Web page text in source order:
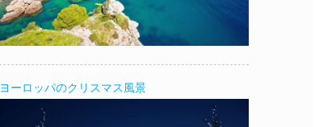
ヨーロッパのクリスマス風景